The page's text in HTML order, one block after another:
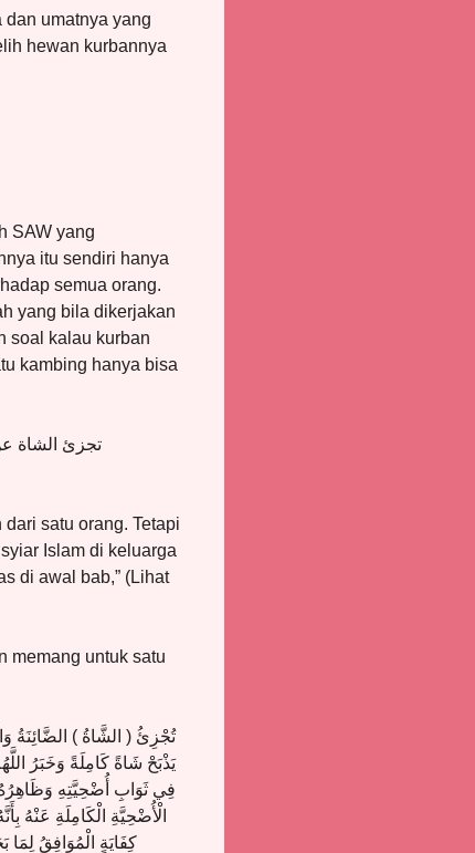
umatnya yang
hewan kurbannya
SAW yang
itu sendiri hanya
semua orang.
yang bila dikerjakan
soal kalau kurban
kambing hanya bisa
تجزئ الشاة
satu orang. Tetapi
Islam di keluarga
di awal bab,” (Lihat
memang untuk satu
تُجْزِئُ ( الشَّاةُ ) الضَّائِنَةُ
يَذْبَحْ شَاةً كَامِلَةً وَخَبَرُ
فِي ثَوَابِ أُضْحِيَّتِهِ
الْأُضْحِيَّةِ الْكَامِلَةِ عَنْهُ
كِفَايَةٍ الْمُوَافِقُ